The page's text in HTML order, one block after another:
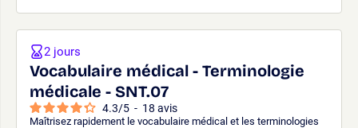
Vocabulaire médical - Terminologie
médicale - SNT.07
4.3/5 - 18 avis
Maîtrisez rapidement le vocabulaire médical et les terminologies
2 jours